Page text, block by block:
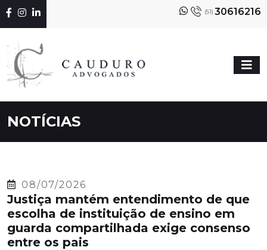
(51) 30616216
NOTÍCIAS
08/07/2026
Justiça mantém entendimento de que
escolha de instituição de ensino em
guarda compartilhada exige consenso
entre os pais